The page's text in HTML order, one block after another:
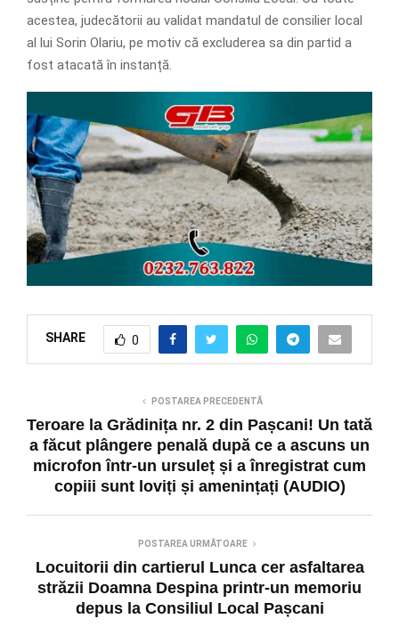
acestea, judecătorii au validat mandatul de consilier local
al lui Sorin Olariu, pe motiv că excluderea sa din partid a
fost atacată în instanță.
SHARE 0
POSTAREA PRECEDENTĂ
Teroare la Grădinița nr. 2 din Pașcani! Un tată
a făcut plângere penală după ce a ascuns un
microfon într-un ursuleț și a înregistrat cum
copiii sunt loviți și amenințați (AUDIO)
POSTAREA URMĂTOARE
Locuitorii din cartierul Lunca cer asfaltarea
străzii Doamna Despina printr-un memoriu
depus la Consiliul Local Pașcani